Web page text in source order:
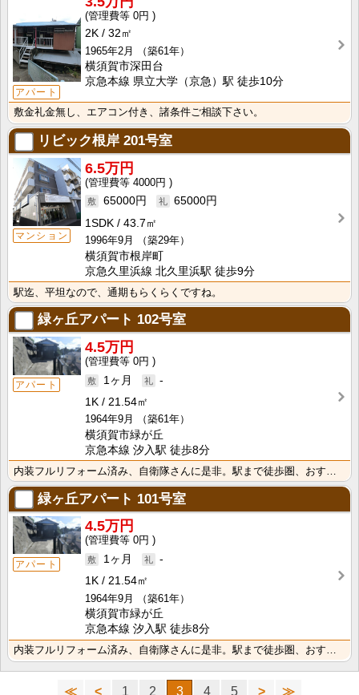
アパート
0円
2K
32㎡
1965年2月
（築61年）
横須賀市深田台
京急本線 県立大学（京急）駅 徒歩10分
敷金礼金無し、エアコン付き、諸条件ご相談下さい。
リビック根岸 201号室
マンション
6.5万円
4000円
65000円
65000円
1SDK
43.7㎡
1996年9月
（築29年）
横須賀市根岸町
京急久里浜線 北久里浜駅 徒歩9分
駅迄、平坦なので、通期もらくらくですね。
緑ヶ丘アパート 102号室
アパート
4.5万円
0円
1ヶ月
-
1K
21.54㎡
1964年9月
（築61年）
横須賀市緑が丘
京急本線 汐入駅 徒歩8分
緑ヶ丘アパート 101号室
アパート
4.5万円
0円
1ヶ月
-
1K
21.54㎡
1964年9月
（築61年）
横須賀市緑が丘
京急本線 汐入駅 徒歩8分
≪ < 1 2 3 4 5 > ≫